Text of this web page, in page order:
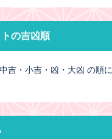
の吉凶順
吉・小吉・凶・大凶 の順に